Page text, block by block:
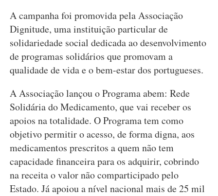
A campanha foi promovida pela Associação
Dignitude, uma instituição particular de
solidariedade social dedicada ao desenvolvimento
de programas solidários que promovam a
qualidade de vida e o bem-estar dos portugueses.
A Associação lançou o Programa abem: Rede
Solidária do Medicamento, que vai receber os
apoios na totalidade. O Programa tem como
objetivo permitir o acesso, de forma digna, aos
medicamentos prescritos a quem não tem
capacidade financeira para os adquirir, cobrindo
na receita o valor não comparticipado pelo
Estado. Já apoiou a nível nacional mais de 25 mil